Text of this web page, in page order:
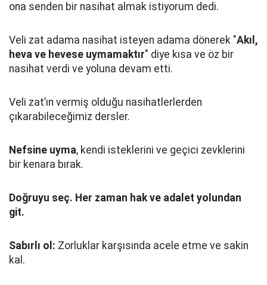
ona senden bir nasihat almak istiyorum dedi.
Veli zat adama nasihat isteyen adama dönerek "Akıl,
heva ve hevese uymamaktır" diye kısa ve öz bir
nasihat verdi ve yoluna devam etti.
Veli zat’ın vermiş olduğu nasihatlerlerden
çıkarabileceğimiz dersler.
Nefsine uyma, kendi isteklerini ve geçici zevklerini
bir kenara bırak.
Doğruyu seç. Her zaman hak ve adalet yolundan
git.
Sabırlı ol: Zorluklar karşısında acele etme ve sakin
kal.